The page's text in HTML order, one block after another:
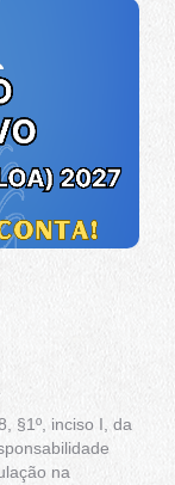
§1º, inciso I, da
na